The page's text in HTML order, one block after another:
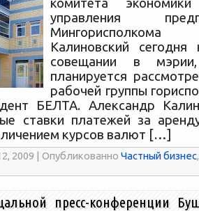
комитета
управления
Калиновский сегодня
совещании в
планируется
рабочей группы
БЕЛТА. Александр
ставки платежей за
курсов валют […]
2009 | Опубликованно Частный бизнес,
пресс-конференции